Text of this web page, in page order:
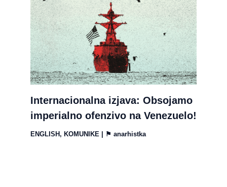
Internacionalna izjava: Obsojamo
imperialno ofenzivo na Venezuelo!
ENGLISH , KOMUNIKE | ⚑ anarhistka